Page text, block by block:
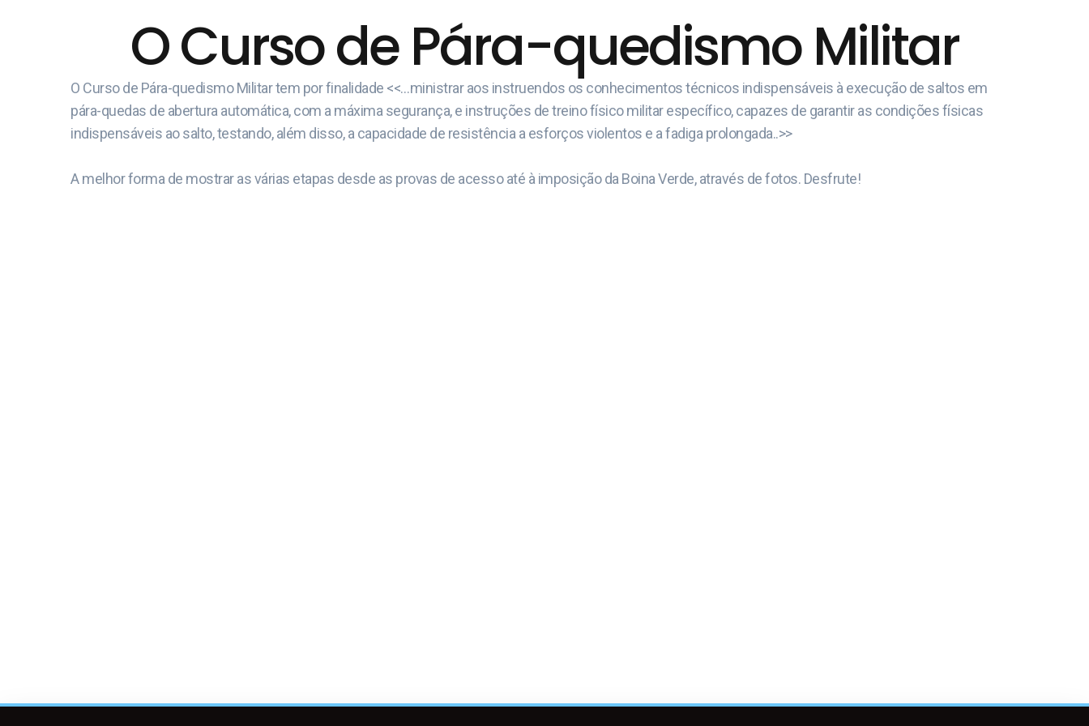
O Curso de Pára-quedismo Militar
O Curso de Pára-quedismo Militar tem por finalidade <<…ministrar aos instruendos os conhecimentos técnicos indispensáveis à execução de saltos em
pára-quedas de abertura automática, com a máxima segurança, e instruções de treino físico militar específico, capazes de garantir as condições físicas
indispensáveis ao salto, testando, além disso, a capacidade de resistência a esforços violentos e a fadiga prolongada..>>
A melhor forma de mostrar as várias etapas desde as provas de acesso até à imposição da Boina Verde, através de fotos. Desfrute!